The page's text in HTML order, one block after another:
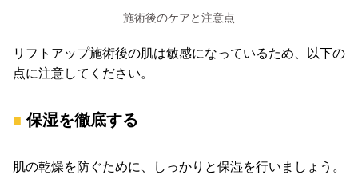
施術後のケアと注意点
リフトアップ施術後の肌は敏感になっているため、以下の
点に注意してください。
保湿を徹底する
肌の乾燥を防ぐために、しっかりと保湿を行いましょう。